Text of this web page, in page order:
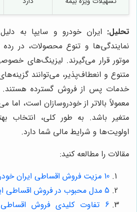
تحلیل: ایران خودرو و سایپا به
نمایندگی‌ها و تنوع محصولات، در
موتور قرار می‌گیرند. لیزینگ‌های
متنوع و انعطاف‌پذیر، می‌توانند
خدمات پس از فروش گسترده هستند.
معمولاً بالاتر از خودروسازان است، اما
متغیر باشد. به طور کلی، انتخاب
اولویت‌ها و شرایط مالی شما دارد.
مقالات را مطالعه کنید:
10 مزیت فروش اقساطی ایران خودرو
5 مدل محبوب در فروش اقساطی ایران خودرو
6 تفاوت کلیدی فروش